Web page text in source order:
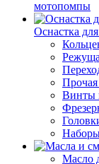
мотопомпы
Оснастка
Винты
Масло